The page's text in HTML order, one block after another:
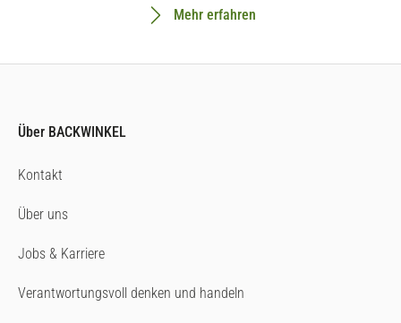
Mehr erfahren
Über BACKWINKEL
Kontakt
Über uns
Jobs & Karriere
Verantwortungsvoll denken und handeln